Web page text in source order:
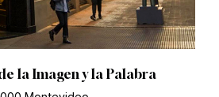
la Imagen y la Palabra